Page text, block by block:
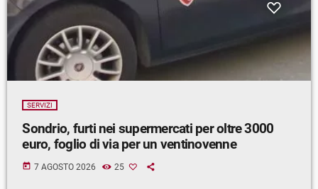
SERVIZI
Sondrio, furti nei supermercati per oltre 3000
euro, foglio di via per un ventinovenne
today 7 AGOSTO 2026 25